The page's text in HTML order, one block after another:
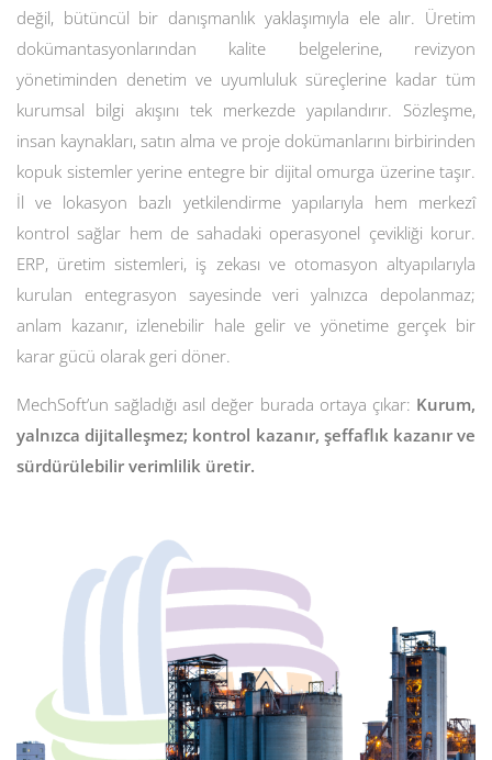
değil, bütüncül bir danışmanlık yaklaşımıyla ele alır. Üretim
dokümantasyonlarından kalite belgelerine, revizyon
yönetiminden denetim ve uyumluluk süreçlerine kadar tüm
kurumsal bilgi akışını tek merkezde yapılandırır. Sözleşme,
insan kaynakları, satın alma ve proje dokümanlarını birbirinden
kopuk sistemler yerine entegre bir dijital omurga üzerine taşır.
İl ve lokasyon bazlı yetkilendirme yapılarıyla hem merkezî
kontrol sağlar hem de sahadaki operasyonel çevikliği korur.
ERP, üretim sistemleri, iş zekası ve otomasyon altyapılarıyla
kurulan entegrasyon sayesinde veri yalnızca depolanmaz;
anlam kazanır, izlenebilir hale gelir ve yönetime gerçek bir
karar gücü olarak geri döner.
MechSoft’un sağladığı asıl değer burada ortaya çıkar: Kurum,
yalnızca dijitalleşmez; kontrol kazanır, şeffaflık kazanır ve
sürdürülebilir verimlilik üretir.